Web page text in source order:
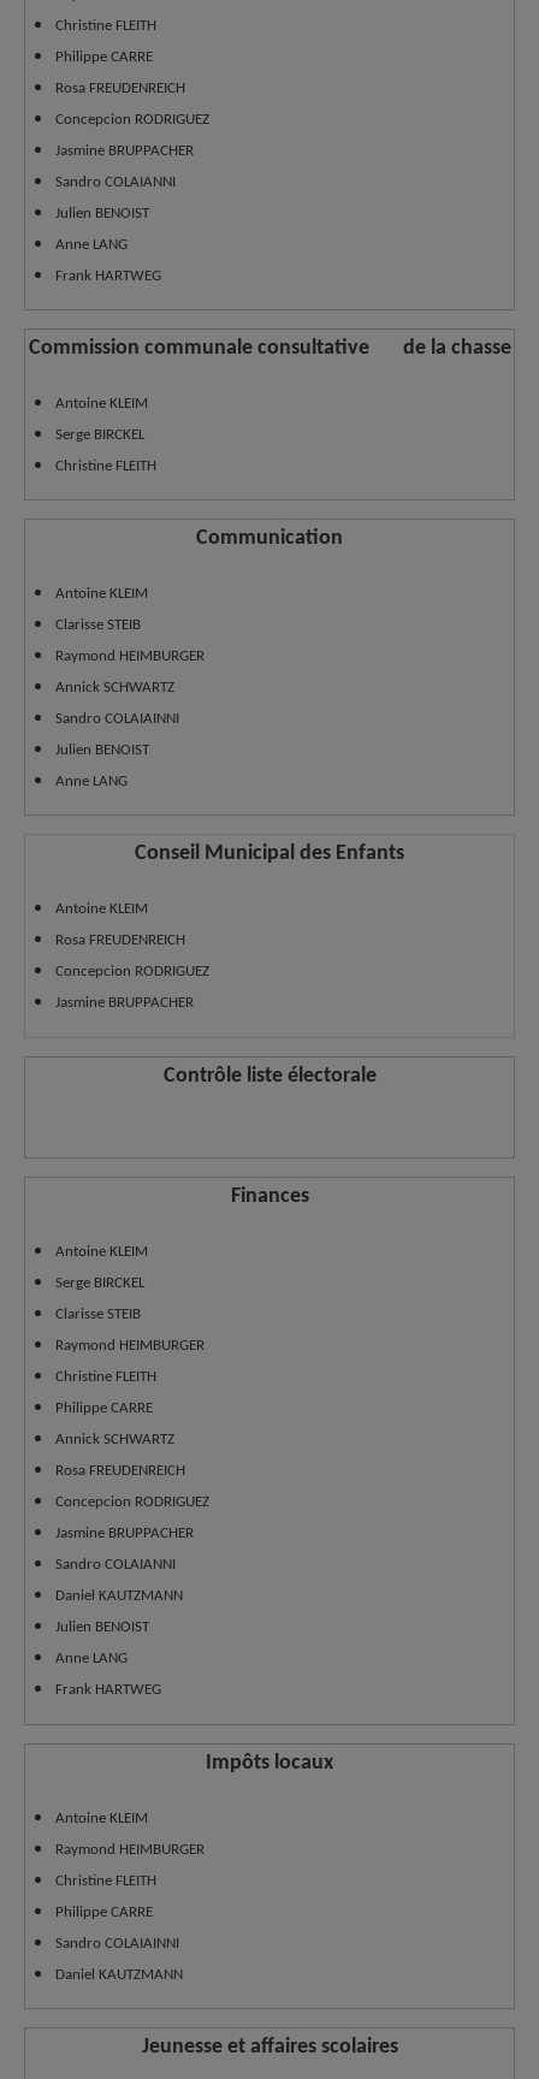
Christine FLEITH
Philippe CARRE
Rosa FREUDENREICH
Concepcion RODRIGUEZ
Jasmine BRUPPACHER
Sandro COLAIANNI
Julien BENOIST
Anne LANG
Frank HARTWEG
Commission communale consultative de la chasse
Antoine KLEIM
Serge BIRCKEL
Christine FLEITH
Communication
Antoine KLEIM
Clarisse STEIB
Raymond HEIMBURGER
Annick SCHWARTZ
Sandro COLAIAINNI
Julien BENOIST
Anne LANG
Conseil Municipal des Enfants
Antoine KLEIM
Rosa FREUDENREICH
Concepcion RODRIGUEZ
Jasmine BRUPPACHER
Contrôle liste électorale
Finances
Antoine KLEIM
Serge BIRCKEL
Clarisse STEIB
Raymond HEIMBURGER
Christine FLEITH
Philippe CARRE
Annick SCHWARTZ
Rosa FREUDENREICH
Concepcion RODRIGUEZ
Jasmine BRUPPACHER
Sandro COLAIANNI
Daniel KAUTZMANN
Julien BENOIST
Anne LANG
Frank HARTWEG
Impôts locaux
Antoine KLEIM
Raymond HEIMBURGER
Christine FLEITH
Philippe CARRE
Sandro COLAIAINNI
Daniel KAUTZMANN
Jeunesse et affaires scolaires